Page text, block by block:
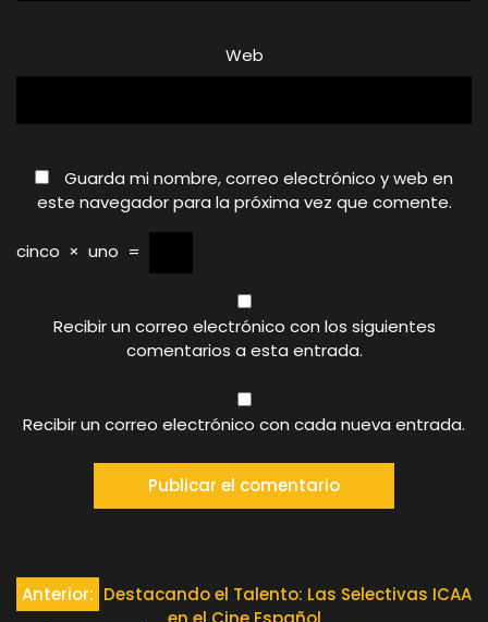
Web
Guarda mi nombre, correo electrónico y web en
este navegador para la próxima vez que comente.
cinco × uno =
Recibir un correo electrónico con los siguientes
comentarios a esta entrada.
Recibir un correo electrónico con cada nueva entrada.
Navegación
Anterior: Destacando el Talento: Las Selectivas ICAA